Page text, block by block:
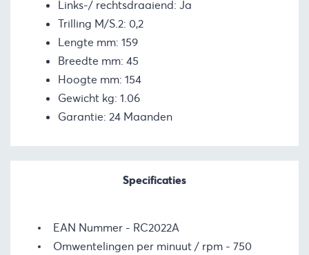
Links-/ rechtsdraaiend: Ja
Trilling M/S.2: 0,2
Lengte mm: 159
Breedte mm: 45
Hoogte mm: 154
Gewicht kg: 1.06
Garantie: 24 Maanden
Specificaties
EAN Nummer
RC2022A
Omwentelingen per minuut / rpm
750